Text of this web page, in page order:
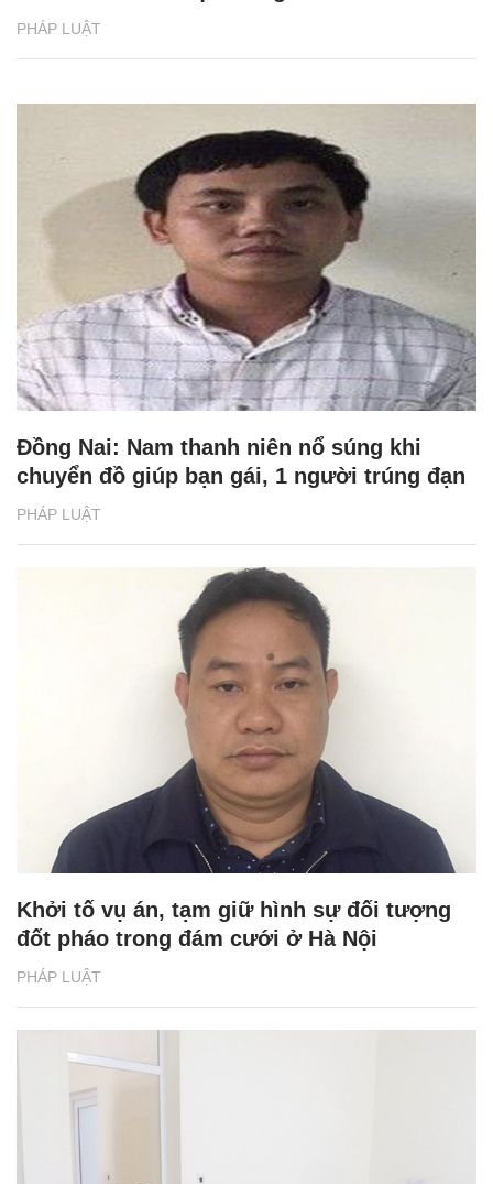
PHÁP LUẬT
PHÁP LUẬT
Đồng Nai: Nam thanh niên nổ súng khi
chuyển đồ giúp bạn gái, 1 người trúng đạn
PHÁP LUẬT
Khởi tố vụ án, tạm giữ hình sự đối tượng
đốt pháo trong đám cưới ở Hà Nội